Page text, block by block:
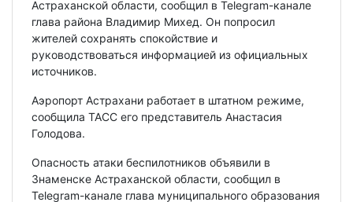
Астраханской области, сообщил в Telegram-канале
глава района Владимир Михед. Он попросил
жителей сохранять спокойствие и
руководствоваться информацией из официальных
источников.
Аэропорт Астрахани работает в штатном режиме,
сообщила ТАСС его представитель Анастасия
Голодова.
Опасность атаки беспилотников объявили в
Знаменске Астраханской области, сообщил в
Telegram-канале глава муниципального образования